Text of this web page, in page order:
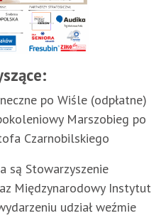
po Wiśle (odpłatne)
Marszobieg po
Czarnobilskiego
są Stowarzyszenie
Międzynarodowy Instytut
udział weźmie